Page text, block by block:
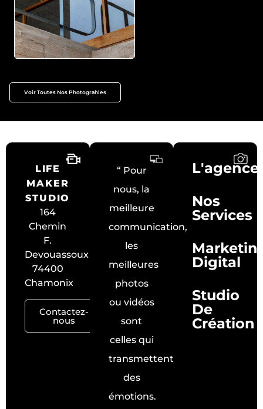
Voir Toutes Nos Photograhies
L'agence
Nos
Services
Digital
Studio
De
Création
LIFE
MAKER
STUDIO
164
Chemin
F.
Devouassoux
74400
Chamonix
Contactez-
nous
“ Pour
nous, la
meilleure
communication,
les
meilleures
photos
ou vidéos
sont
celles qui
transmettent
des
émotions.